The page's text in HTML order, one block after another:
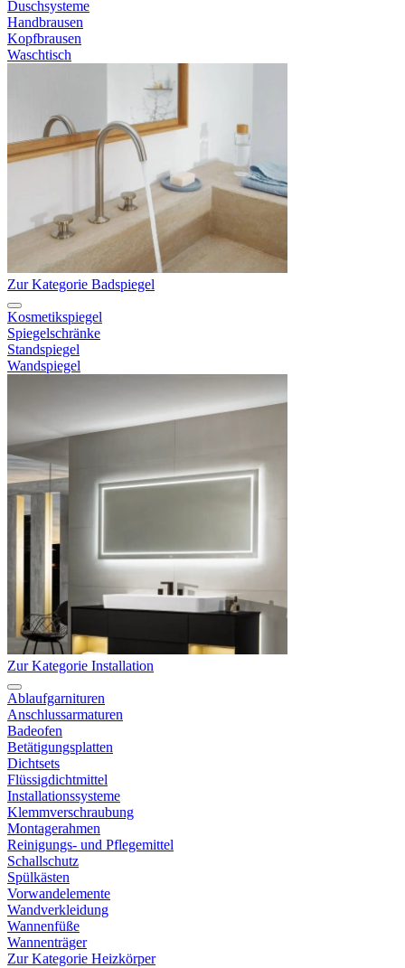
Duschsysteme
Handbrausen
Kopfbrausen
Waschtisch
Zur Kategorie Badspiegel
Kosmetikspiegel
Spiegelschränke
Standspiegel
Wandspiegel
Zur Kategorie Installation
Ablaufgarnituren
Anschlussarmaturen
Badeofen
Betätigungsplatten
Dichtsets
Flüssigdichtmittel
Installationssysteme
Klemmverschraubung
Montagerahmen
Reinigungs- und Pflegemittel
Schallschutz
Spülkästen
Vorwandelemente
Wandverkleidung
Wannenfüße
Wannenträger
Zur Kategorie Heizkörper